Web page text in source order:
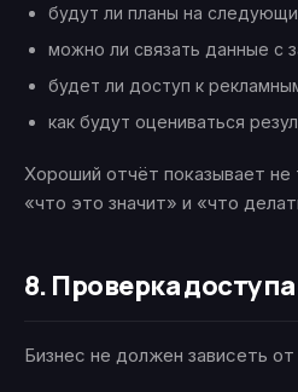
будут ли планы на
можно ли связать данные с
будет ли доступ к
как будут оцениваться
Хороший отчёт показывает не
«что это значит» и «что
8. Проверка
Бизнес не должен зависеть